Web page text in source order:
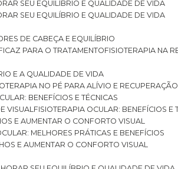
SEU EQUILÍBRIO E QUALIDADE DE VIDA
SEU EQUILÍBRIO E QUALIDADE DE VIDA
DE CABEÇA E EQUILÍBRIO
PARA O TRATAMENTO
FISIOTERAPIA NA
E A QUALIDADE DE VIDA
NO PÉ PARA ALÍVIO E
BENEFÍCIOS E TÉCNICAS
VISUAL
FISIOTERAPIA OCULAR: BENEFÍCIOS E
E AUMENTAR O CONFORTO VISUAL
MELHORES PRÁTICAS E BENEFÍCIOS
E AUMENTAR O CONFORTO VISUAL